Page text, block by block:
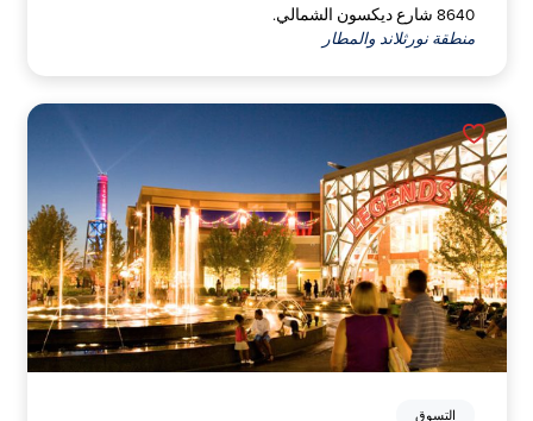
8640 شارع ديكسون الشمالي.
منطقة نورثلاند والمطار
التسوق